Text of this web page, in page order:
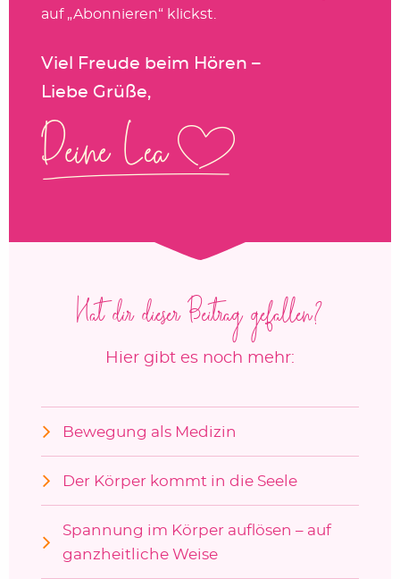
auf „Abonnieren“ klickst.
Viel Freude beim Hören –
Liebe Grüße,
Hat dir dieser Beitrag gefallen?
Hier gibt es noch mehr:
Bewegung als Medizin
Der Körper kommt in die Seele
Spannung im Körper auflösen – auf
ganzheitliche Weise